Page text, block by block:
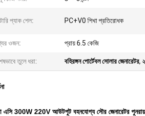
প্যাক শেল: PC+V0 শিখা প্রতিরোধক
ওজন: প্রায় 6.5 কেজি
তুলে ধরা: বহিরঙ্গন পোর্টেবল সোলার জেনারেটর,
এসি 300W 220V আউটপুট বহনযোগ্য সৌর জেনারেটর পুনরায়